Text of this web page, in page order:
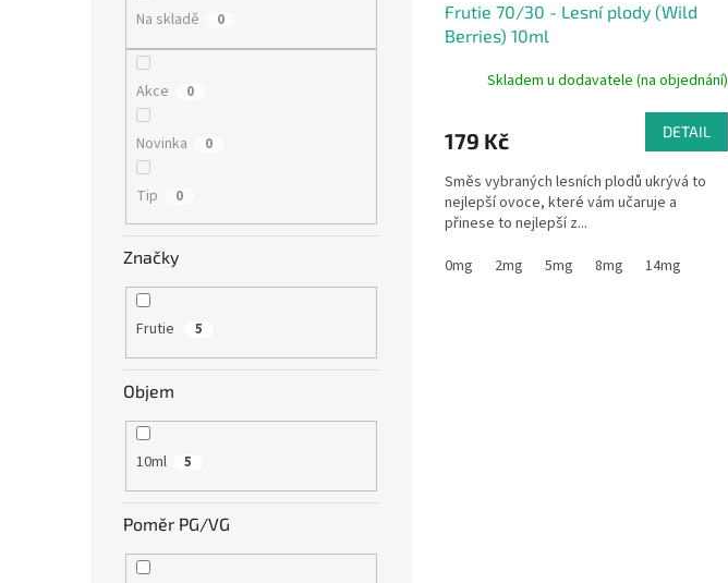
Na skladě 0
Akce 0
Novinka 0
Tip 0
Značky
Frutie 5
Objem
10ml 5
Poměr PG/VG
Frutie 70/30 - Lesní plody (Wild
Berries) 10ml
Skladem u dodavatele (na objednání)
179 Kč DETAIL
Směs vybraných lesních plodů ukrývá to
nejlepší ovoce, které vám učaruje a
přinese to nejlepší z...
0mg
2mg 5mg 8mg 14mg